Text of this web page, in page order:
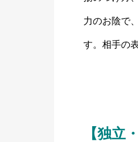
力のお陰で
す。相手の
【独立